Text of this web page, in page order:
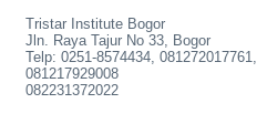
Tristar Institute Bogor
Jln. Raya Tajur No 33, Bogor
Telp: 0251-8574434, 081272017761,
081217929008
082231372022